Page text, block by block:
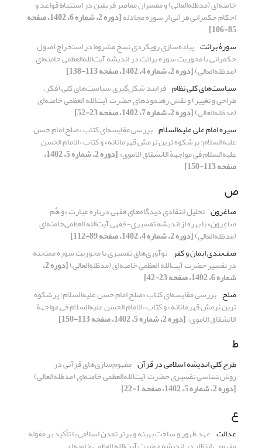
خامنه‌ای (مدظله‌العالی) و مفسران معاصر فریقین در استنباط قواعد و
احکام حکمرانی قرآنی از سوره مجادله [دوره 2، شماره 6، 1402، صفحه
85-106]
سورۀ برائت پیاده‌سازی رویکردی نسخ مشروط در استخراج اصول
حکمرانی با محوریت سوره برائت در اندیشه آیت‌الله‌العظمی خامنه‌ای
(مدظله‌العالی)[دوره 2، شماره 4، 1402، صفحه 113-138]
سیاست‌های کلی نظام فرایند شکل‌گیری سیاست‌های کلی (فکر،
طراحی و تغییر) و نقش رهنمودهای حضرت آیت‌الله العظمی خامنه‌ای
(مدظله‌العالی)[دوره 2، شماره 7، 1402، صفحه 23-52]
سیره امام علی علیه‌السلام بررسی مقایسه‌ای کتاب «صلح امام حسن
علیه‌السلام؛ پرشکوه ترین نرمش قهرمانانه» و کتاب «الامام الحسن
علیه‌السلام فی مواجهة الانشقاق الاموی» [دوره 2، شماره 5، 1402،
صفحه 113-150]
ص
صاغرون تحلیل انتقادی دیدگاه‌های فقهی درباره عبارت «وَ هٌم
صاغِرون» با بهره از اندیشه تفسیری- فقهی‌ آیت‌الله العظمی‌خامنه‌ای
(مدظله‌العالی)[دوره 2، شماره 4، 1402، صفحه 89-112]
صف‌بندی ایمان و کفر نوآوری‌های تفسیری با محوریت سوره ممتحنه
در تفسیر حضرت آیت‌الله العظمی خامنه‌ای (مدظله‌العالی) [دوره 2،
شماره 6، 1402، صفحه 23-42]
صلح بررسی مقایسه‌ای کتاب «صلح امام حسن علیه‌السلام؛ پرشکوه
ترین نرمش قهرمانانه» و کتاب «الامام الحسن علیه‌السلام فی مواجهة
الانشقاق الاموی»[دوره 2، شماره 5، 1402، صفحه 113-150]
ط
طرح کلی اندیشه اسلامی در قرآن مفهوم‌سازی‌های قرآنی در
روش‌شناسی تفسیری حضرت آیت‌الله‌العظمی خامنه‌ای (مدظله‌العالی)
[دوره 2، شماره 5، 1402، صفحه 1-22]
ع
عدالت عهد ظهور و ساخت بهینه و برتر تمدن اسلامی با تأکید بر مقوله